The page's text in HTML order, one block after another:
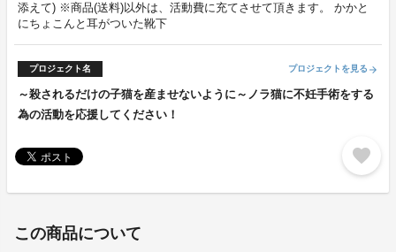
添えて) ※商品(送料)以外は、活動費に充てさせて頂きます。 かかと
にちょこんと耳がついた靴下
プロジェクト名 プロジェクトを見る arrow_forward
～殺されるだけの子猫を産ませないように～ノラ猫に不妊手術をする
為の活動を応援してください！
favorite
この商品について